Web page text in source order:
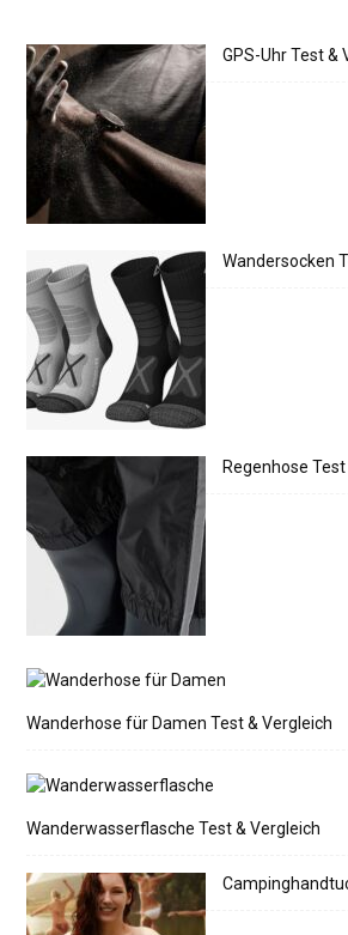
GPS-Uhr Test &
Wandersocken
Regenhose
Wanderhose für Damen Test & Vergleich
Wanderwasserflasche Test & Vergleich